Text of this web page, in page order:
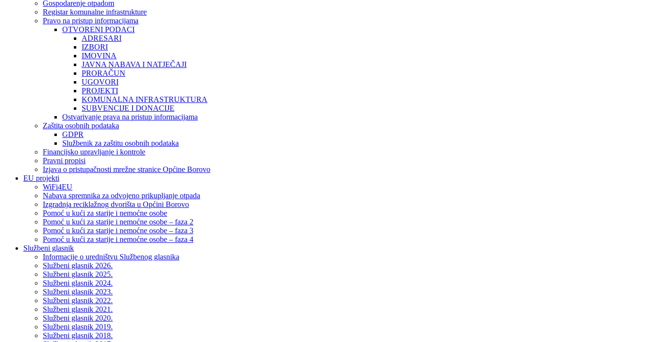
Gospodarenje otpadom
Registar komunalne infrastrukture
Pravo na pristup informacijama
OTVORENI PODACI
ADRESARI
IZBORI
IMOVINA
JAVNA NABAVA I NATJEČAJI
PRORAČUN
UGOVORI
PROJEKTI
KOMUNALNA INFRASTRUKTURA
SUBVENCIJE I DONACIJE
Ostvarivanje prava na pristup informacijama
Zaštita osobnih podataka
GDPR
Službenik za zaštitu osobnih podataka
Financijsko upravljanje i kontrole
Pravni propisi
Izjava o pristupačnosti mrežne stranice Općine Borovo
EU projekti
WiFi4EU
Nabava spremnika za odvojeno prikupljanje otpada
Izgradnja reciklažnog dvorišta u Općini Borovo
Pomoć u kući za starije i nemoćne osobe
Pomoć u kući za starije i nemoćne osobe – faza 2
Pomoć u kući za starije i nemoćne osobe – faza 3
Pomoć u kući za starije i nemoćne osobe – faza 4
Službeni glasnik
Informacije o uredništvu Službenog glasnika
Službeni glasnik 2026.
Službeni glasnik 2025.
Službeni glasnik 2024.
Službeni glasnik 2023.
Službeni glasnik 2022.
Službeni glasnik 2021.
Službeni glasnik 2020.
Službeni glasnik 2019.
Službeni glasnik 2018.